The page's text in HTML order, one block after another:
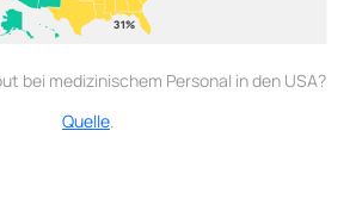
bei medizinischem Personal in den USA?
Quelle.